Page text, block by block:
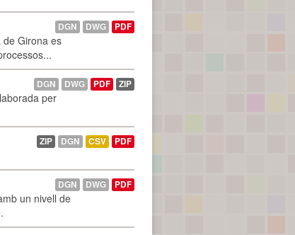
de Girona es
DGN DWG PDF
per
DGN DWG PDF ZIP
ZIP DGN CSV PDF
un nivell de
DGN DWG PDF